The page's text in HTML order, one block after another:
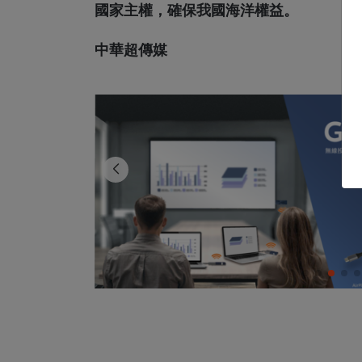
國家主權，確保我國海洋權益。
中華超傳媒